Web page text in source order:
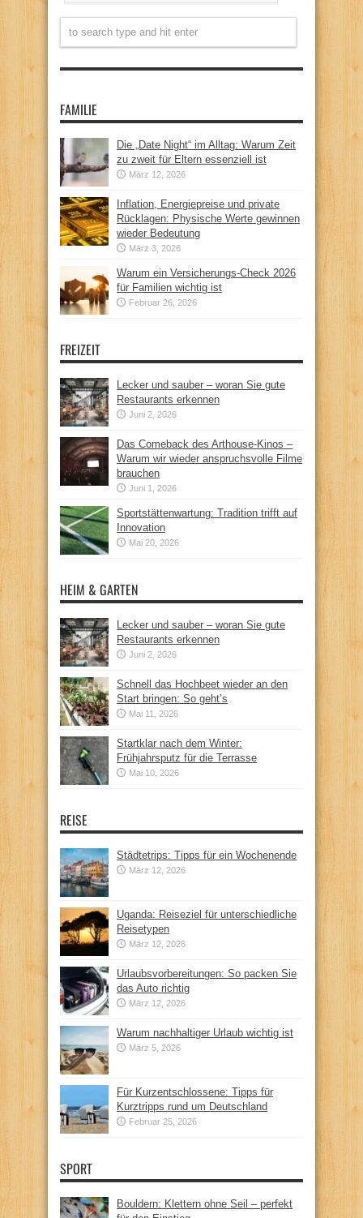
FAMILIE
Die „Date Night“ im Alltag: Warum Zeit
zu zweit für Eltern essenziell ist
März 12, 2026
Inflation, Energiepreise und private
Rücklagen: Physische Werte gewinnen
wieder Bedeutung
März 3, 2026
Warum ein Versicherungs-Check 2026
für Familien wichtig ist
Februar 26, 2026
FREIZEIT
Lecker und sauber – woran Sie gute
Restaurants erkennen
Juni 2, 2026
Das Comeback des Arthouse-Kinos –
Warum wir wieder anspruchsvolle Filme
brauchen
Juni 1, 2026
Sportstättenwartung: Tradition trifft auf
Innovation
Mai 20, 2026
HEIM & GARTEN
Lecker und sauber – woran Sie gute
Restaurants erkennen
Juni 2, 2026
Schnell das Hochbeet wieder an den
Start bringen: So geht’s
Mai 11, 2026
Startklar nach dem Winter:
Frühjahrsputz für die Terrasse
Mai 10, 2026
REISE
Städtetrips: Tipps für ein Wochenende
März 12, 2026
Uganda: Reiseziel für unterschiedliche
Reisetypen
März 12, 2026
Urlaubsvorbereitungen: So packen Sie
das Auto richtig
März 12, 2026
Warum nachhaltiger Urlaub wichtig ist
März 5, 2026
Für Kurzentschlossene: Tipps für
Kurztripps rund um Deutschland
Februar 25, 2026
SPORT
Bouldern: Klettern ohne Seil – perfekt